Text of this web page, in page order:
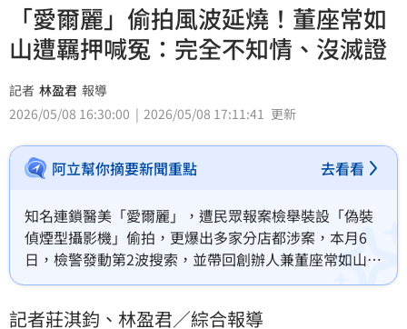
「愛爾麗」偷拍風波延燒！董座常如
山遭羈押喊冤：完全不知情、沒滅證
記者 林盈君 報導
2026/05/08 16:30:00
2026/05/08 17:11:41 更新
阿立幫你摘要新聞重點 去看看
知名連鎖醫美「愛爾麗」，遭民眾報案檢舉裝設「偽裝
偵煙型攝影機」偷拍，更爆出多家分店都涉案，本月6
日，檢警發動第2波搜索，並帶回創辦人兼董座常如山等
人，檢方複訊後，聲押常如山、特助張元齡及監視器裝
記者莊淇鈞、林盈君／綜合報導